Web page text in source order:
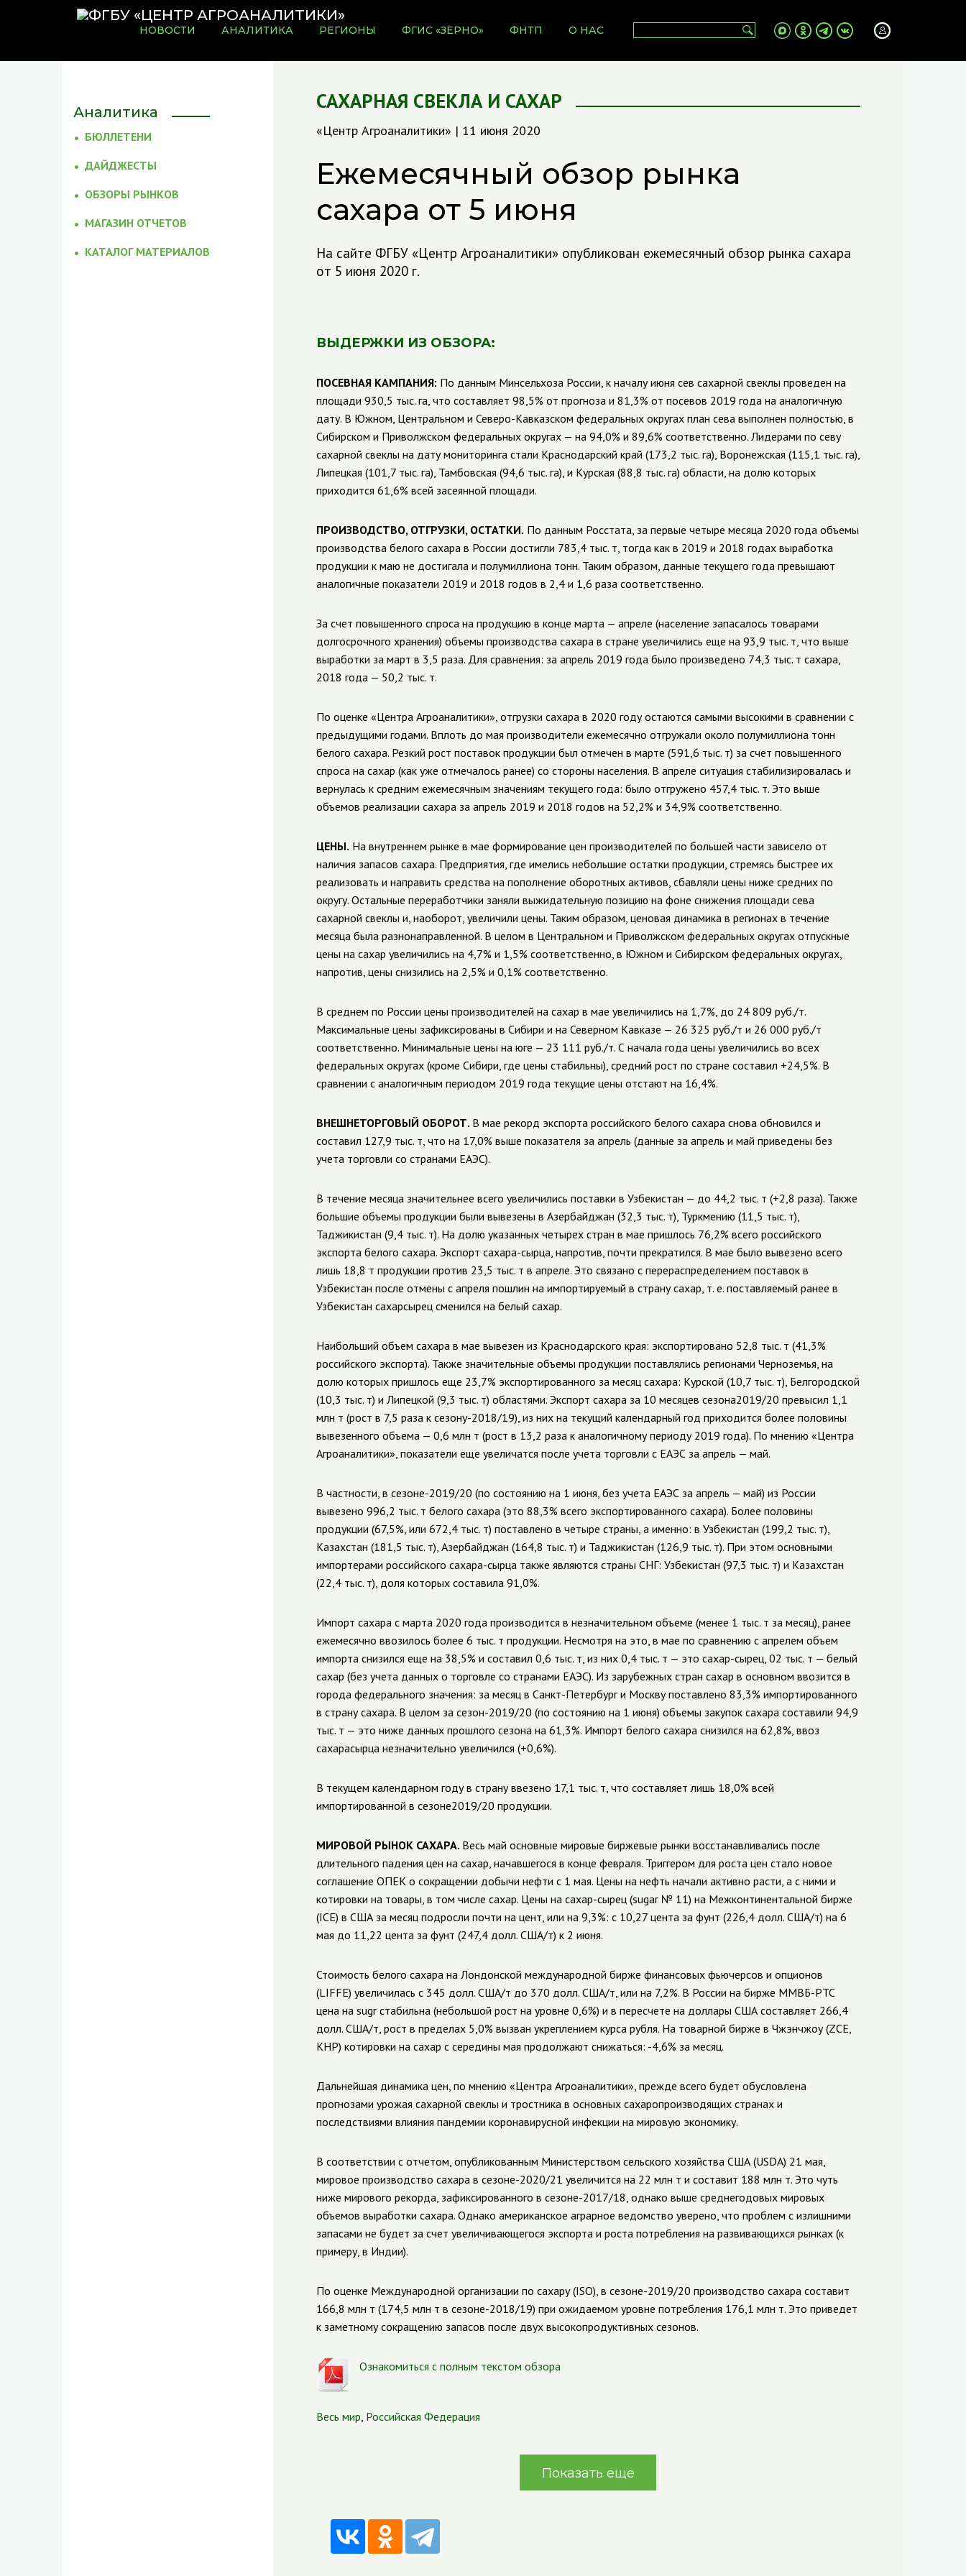
НОВОСТИ АНАЛИТИКА РЕГИОНЫ ФГИС «ЗЕРНО» ФНТП О НАС
Аналитика
БЮЛЛЕТЕНИ
ДАЙДЖЕСТЫ
ОБЗОРЫ РЫНКОВ
МАГАЗИН ОТЧЕТОВ
КАТАЛОГ МАТЕРИАЛОВ
САХАРНАЯ СВЕКЛА И САХАР
«Центр Агроаналитики» | 11 июня 2020
Ежемесячный обзор рынка
сахара от 5 июня
На сайте ФГБУ «Центр Агроаналитики» опубликован ежемесячный обзор рынка сахара
от 5 июня 2020 г.
ВЫДЕРЖКИ ИЗ ОБЗОРА:
ПОСЕВНАЯ КАМПАНИЯ: По данным Минсельхоза России, к началу июня сев сахарной свеклы проведен на
площади 930,5 тыс. га, что составляет 98,5% от прогноза и 81,3% от посевов 2019 года на аналогичную
дату. В Южном, Центральном и Северо-Кавказском федеральных округах план сева выполнен полностью, в
Сибирском и Приволжском федеральных округах — на 94,0% и 89,6% соответственно. Лидерами по севу
сахарной свеклы на дату мониторинга стали Краснодарский край (173,2 тыс. га), Воронежская (115,1 тыс. га),
Липецкая (101,7 тыс. га), Тамбовская (94,6 тыс. га), и Курская (88,8 тыс. га) области, на долю которых
приходится 61,6% всей засеянной площади.
ПРОИЗВОДСТВО, ОТГРУЗКИ, ОСТАТКИ. По данным Росстата, за первые четыре месяца 2020 года объемы
производства белого сахара в России достигли 783,4 тыс. т, тогда как в 2019 и 2018 годах выработка
продукции к маю не достигала и полумиллиона тонн. Таким образом, данные текущего года превышают
аналогичные показатели 2019 и 2018 годов в 2,4 и 1,6 раза соответственно.
За счет повышенного спроса на продукцию в конце марта — апреле (население запасалось товарами
долгосрочного хранения) объемы производства сахара в стране увеличились еще на 93,9 тыс. т, что выше
выработки за март в 3,5 раза. Для сравнения: за апрель 2019 года было произведено 74,3 тыс. т сахара,
2018 года — 50,2 тыс. т.
По оценке «Центра Агроаналитики», отгрузки сахара в 2020 году остаются самыми высокими в сравнении с
предыдущими годами. Вплоть до мая производители ежемесячно отгружали около полумиллиона тонн
белого сахара. Резкий рост поставок продукции был отмечен в марте (591,6 тыс. т) за счет повышенного
спроса на сахар (как уже отмечалось ранее) со стороны населения. В апреле ситуация стабилизировалась и
вернулась к средним ежемесячным значениям текущего года: было отгружено 457,4 тыс. т. Это выше
объемов реализации сахара за апрель 2019 и 2018 годов на 52,2% и 34,9% соответственно.
ЦЕНЫ. На внутреннем рынке в мае формирование цен производителей по большей части зависело от
наличия запасов сахара. Предприятия, где имелись небольшие остатки продукции, стремясь быстрее их
реализовать и направить средства на пополнение оборотных активов, сбавляли цены ниже средних по
округу. Остальные переработчики заняли выжидательную позицию на фоне снижения площади сева
сахарной свеклы и, наоборот, увеличили цены. Таким образом, ценовая динамика в регионах в течение
месяца была разнонаправленной. В целом в Центральном и Приволжском федеральных округах отпускные
цены на сахар увеличились на 4,7% и 1,5% соответственно, в Южном и Сибирском федеральных округах,
напротив, цены снизились на 2,5% и 0,1% соответственно.
В среднем по России цены производителей на сахар в мае увеличились на 1,7%, до 24 809 руб./т.
Максимальные цены зафиксированы в Сибири и на Северном Кавказе — 26 325 руб./т и 26 000 руб./т
соответственно. Минимальные цены на юге — 23 111 руб./т. С начала года цены увеличились во всех
федеральных округах (кроме Сибири, где цены стабильны), средний рост по стране составил +24,5%. В
сравнении с аналогичным периодом 2019 года текущие цены отстают на 16,4%.
ВНЕШНЕТОРГОВЫЙ ОБОРОТ. В мае рекорд экспорта российского белого сахара снова обновился и
составил 127,9 тыс. т, что на 17,0% выше показателя за апрель (данные за апрель и май приведены без
учета торговли со странами ЕАЭС).
В течение месяца значительнее всего увеличились поставки в Узбекистан — до 44,2 тыс. т (+2,8 раза). Также
большие объемы продукции были вывезены в Азербайджан (32,3 тыс. т), Туркмению (11,5 тыс. т),
Таджикистан (9,4 тыс. т). На долю указанных четырех стран в мае пришлось 76,2% всего российского
экспорта белого сахара. Экспорт сахара-сырца, напротив, почти прекратился. В мае было вывезено всего
лишь 18,8 т продукции против 23,5 тыс. т в апреле. Это связано с перераспределением поставок в
Узбекистан после отмены с апреля пошлин на импортируемый в страну сахар, т. е. поставляемый ранее в
Узбекистан сахарсырец сменился на белый сахар.
Наибольший объем сахара в мае вывезен из Краснодарского края: экспортировано 52,8 тыс. т (41,3%
российского экспорта). Также значительные объемы продукции поставлялись регионами Черноземья, на
долю которых пришлось еще 23,7% экспортированного за месяц сахара: Курской (10,7 тыс. т), Белгородской
(10,3 тыс. т) и Липецкой (9,3 тыс. т) областями. Экспорт сахара за 10 месяцев сезона2019/20 превысил 1,1
млн т (рост в 7,5 раза к сезону-2018/19), из них на текущий календарный год приходится более половины
вывезенного объема — 0,6 млн т (рост в 13,2 раза к аналогичному периоду 2019 года). По мнению «Центра
Агроаналитики», показатели еще увеличатся после учета торговли с ЕАЭС за апрель — май.
В частности, в сезоне-2019/20 (по состоянию на 1 июня, без учета ЕАЭС за апрель — май) из России
вывезено 996,2 тыс. т белого сахара (это 88,3% всего экспортированного сахара). Более половины
продукции (67,5%, или 672,4 тыс. т) поставлено в четыре страны, а именно: в Узбекистан (199,2 тыс. т),
Казахстан (181,5 тыс. т), Азербайджан (164,8 тыс. т) и Таджикистан (126,9 тыс. т). При этом основными
импортерами российского сахара-сырца также являются страны СНГ: Узбекистан (97,3 тыс. т) и Казахстан
(22,4 тыс. т), доля которых составила 91,0%.
Импорт сахара с марта 2020 года производится в незначительном объеме (менее 1 тыс. т за месяц), ранее
ежемесячно ввозилось более 6 тыс. т продукции. Несмотря на это, в мае по сравнению с апрелем объем
импорта снизился еще на 38,5% и составил 0,6 тыс. т, из них 0,4 тыс. т — это сахар-сырец, 02 тыс. т — белый
сахар (без учета данных о торговле со странами ЕАЭС). Из зарубежных стран сахар в основном ввозится в
города федерального значения: за месяц в Санкт-Петербург и Москву поставлено 83,3% импортированного
в страну сахара. В целом за сезон-2019/20 (по состоянию на 1 июня) объемы закупок сахара составили 94,9
тыс. т — это ниже данных прошлого сезона на 61,3%. Импорт белого сахара снизился на 62,8%, ввоз
сахарасырца незначительно увеличился (+0,6%).
В текущем календарном году в страну ввезено 17,1 тыс. т, что составляет лишь 18,0% всей
импортированной в сезоне2019/20 продукции.
МИРОВОЙ РЫНОК САХАРА. Весь май основные мировые биржевые рынки восстанавливались после
длительного падения цен на сахар, начавшегося в конце февраля. Триггером для роста цен стало новое
соглашение ОПЕК о сокращении добычи нефти с 1 мая. Цены на нефть начали активно расти, а с ними и
котировки на товары, в том числе сахар. Цены на сахар-сырец (sugar № 11) на Межконтинентальной бирже
(ICE) в США за месяц подросли почти на цент, или на 9,3%: с 10,27 цента за фунт (226,4 долл. США/т) на 6
мая до 11,22 цента за фунт (247,4 долл. США/т) к 2 июня.
Стоимость белого сахара на Лондонской международной бирже финансовых фьючерсов и опционов
(LIFFE) увеличилась с 345 долл. США/т до 370 долл. США/т, или на 7,2%. В России на бирже ММВБ-РТС
цена на sugr стабильна (небольшой рост на уровне 0,6%) и в пересчете на доллары США составляет 266,4
долл. США/т, рост в пределах 5,0% вызван укреплением курса рубля. На товарной бирже в Чжэнчжоу (ZCE,
КНР) котировки на сахар с середины мая продолжают снижаться: -4,6% за месяц.
Дальнейшая динамика цен, по мнению «Центра Агроаналитики», прежде всего будет обусловлена
прогнозами урожая сахарной свеклы и тростника в основных сахаропроизводящих странах и
последствиями влияния пандемии коронавирусной инфекции на мировую экономику.
В соответствии с отчетом, опубликованным Министерством сельского хозяйства США (USDA) 21 мая,
мировое производство сахара в сезоне-2020/21 увеличится на 22 млн т и составит 188 млн т. Это чуть
ниже мирового рекорда, зафиксированного в сезоне-2017/18, однако выше среднегодовых мировых
объемов выработки сахара. Однако американское аграрное ведомство уверено, что проблем с излишними
запасами не будет за счет увеличивающегося экспорта и роста потребления на развивающихся рынках (к
примеру, в Индии).
По оценке Международной организации по сахару (ISO), в сезоне-2019/20 производство сахара составит
166,8 млн т (174,5 млн т в сезоне-2018/19) при ожидаемом уровне потребления 176,1 млн т. Это приведет
к заметному сокращению запасов после двух высокопродуктивных сезонов.
Ознакомиться с полным текстом обзора
Весь мир, Российская Федерация
Показать еще